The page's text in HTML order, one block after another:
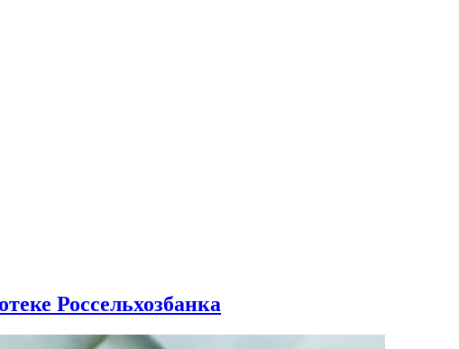
Россельхозбанка